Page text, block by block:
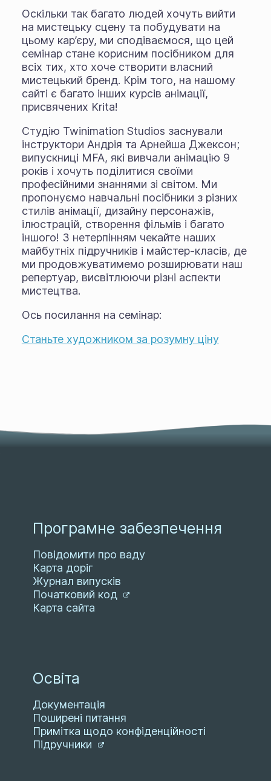
Оскільки так багато людей хочуть вийти
на мистецьку сцену та побудувати на
цьому кар’єру, ми сподіваємося, що цей
семінар стане корисним посібником для
всіх тих, хто хоче створити власний
мистецький бренд. Крім того, на нашому
сайті є багато інших курсів анімації,
присвячених Krita!
Студію Twinimation Studios заснували
інструктори Андрія та Арнейша Джексон;
випускниці MFA, які вивчали анімацію 9
років і хочуть поділитися своїми
професійними знаннями зі світом. Ми
пропонуємо навчальні посібники з різних
стилів анімації, дизайну персонажів,
ілюстрацій, створення фільмів і багато
іншого! З нетерпінням чекайте наших
майбутніх підручників і майстер-класів, де
ми продовжуватимемо розширювати наш
репертуар, висвітлюючи різні аспекти
мистецтва.
Ось посилання на семінар:
Станьте художником за розумну ціну
Програмне забезпечення
Повідомити про ваду
Карта доріг
Журнал випусків
Початковий код
Карта сайта
Освіта
Документація
Поширені питання
Примітка щодо конфіденційності
Підручники